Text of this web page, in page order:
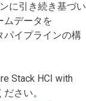
に引き続き基づい
ムデータを
イプラインの構
Stack HCI with
さい。